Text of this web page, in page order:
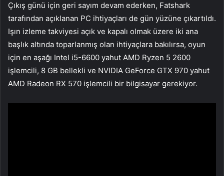
Çıkış günü için geri sayım devam ederken, Fatshark
tarafından açıklanan PC ihtiyaçları de gün yüzüne çıkartıldı.
Işın izleme takviyesi açık ve kapalı olmak üzere iki ana
başlık altında toparlanmış olan ihtiyaçlara bakılırsa, oyun
için en aşağı Intel i5-6600 yahut AMD Ryzen 5 2600
işlemcili, 8 GB bellekli ve NVIDIA GeForce GTX 970 yahut
AMD Radeon RX 570 işlemcili bir bilgisayar gerekiyor.